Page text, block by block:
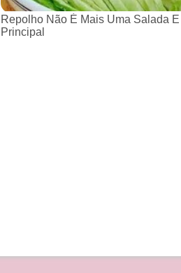
Repolho Não É Mais Uma Salada
Principal